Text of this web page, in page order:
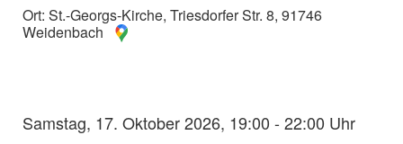
Ort: St.-Georgs-Kirche, Triesdorfer Str. 8, 91746
Weidenbach
Samstag, 17. Oktober 2026, 19:00 - 22:00 Uhr